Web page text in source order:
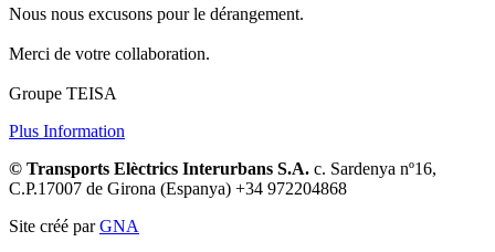
Nous nous excusons pour le dérangement.
Merci de votre collaboration.
Groupe TEISA
Plus Information
© Transports Elèctrics Interurbans S.A. c. Sardenya nº16,
C.P.17007 de Girona (Espanya) +34 972204868
Site créé parGNA